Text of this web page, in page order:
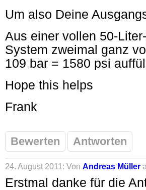
Um also Deine
Aus einer vollen 50-
System zweimal ganz
109 bar = 1580 psi
Hope this helps
Frank
Bewerten Antworten
24. August 2011: Von Andreas Müller
Erstmal danke für die